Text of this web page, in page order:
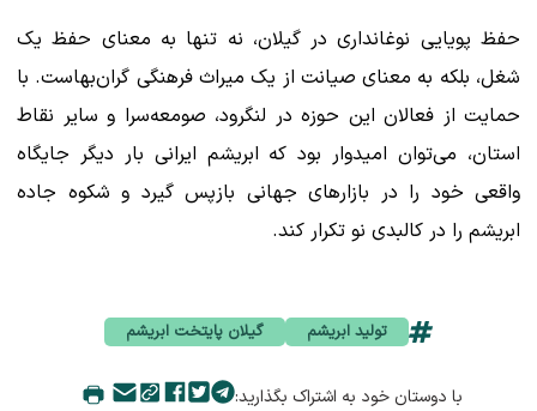
حفظ پویایی نوغانداری در گیلان، نه تنها به معنای حفظ یک
شغل، بلکه به معنای صیانت از یک میراث فرهنگی گران‌بهاست. با
حمایت از فعالان این حوزه در لنگرود، صومعه‌سرا و سایر نقاط
استان، می‌توان امیدوار بود که ابریشم ایرانی بار دیگر جایگاه
واقعی خود را در بازارهای جهانی بازپس گیرد و شکوه جاده
ابریشم را در کالبدی نو تکرار کند.
تولید ابریشم گیلان پایتخت ابریشم
با دوستان خود به اشتراک بگذارید: